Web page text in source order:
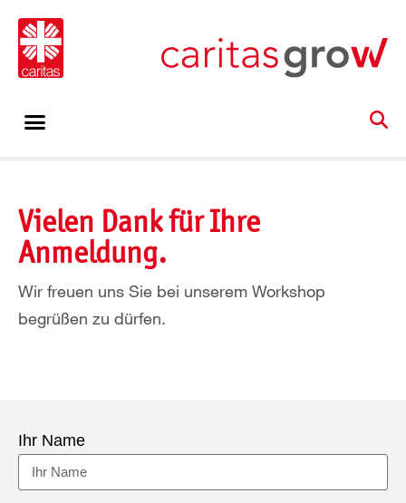
Vielen Dank für Ihre
Anmeldung.
Wir freuen uns Sie bei unserem Workshop
begrüßen zu dürfen.
Ihr Name